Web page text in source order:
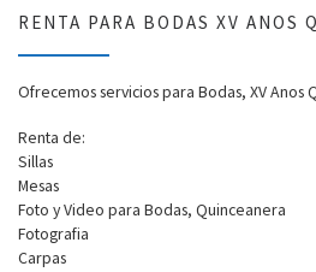
RENTA PARA BODAS XV ANOS
Ofrecemos servicios para Bodas, XV Anos
Renta de:
Sillas
Mesas
Foto y Video para Bodas, Quinceanera
Fotografia
Carpas